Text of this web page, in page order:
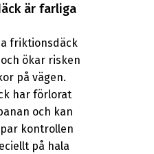
är farliga
friktionsdäck
ökar risken
på vägen.
har förlorat
och kan
kontrollen
på hala